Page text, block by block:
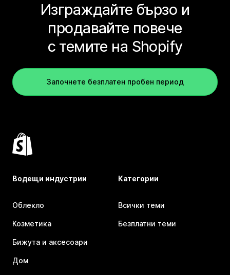
Изграждайте бързо и
продавайте повече
с темите на Shopify
Започнете безплатен пробен период
Водещи индустрии
Облекло
Козметика
Бижута и аксесоари
Дом
Категории
Всички теми
Безплатни теми